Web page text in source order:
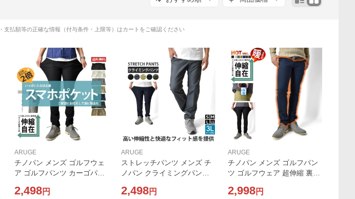
支払額等の正確な情報（付与条件・上限等）はカートをご確認ください
ARUGE
チノパン メンズ ゴルフウェ
ア ゴルフパンツ カーゴパン
チ イージー パンツ スキニー
2,498円
ARUGE
ストレッチパンツ メンズ チ
ノパン クライミングパンツ
ド アウトドア ハイキング 軽
2,498円
ARUGE
チノパン メンズ ゴルフパン
ツ ゴルフウェア 超伸縮 裏起
トレッチ 伸縮自在ストレッ
2,998円